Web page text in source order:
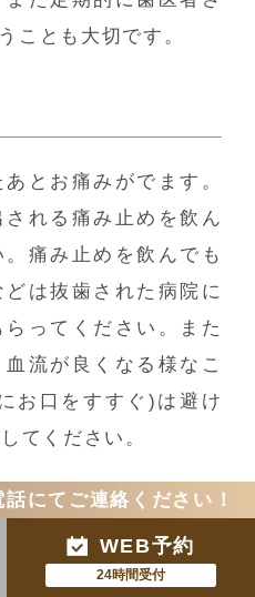
にてご連絡ください！
WEB予約
24時間受付
ことも大切です。
とお痛みがでます。
れる痛み止めを飲ん
痛み止めを飲んでも
は抜歯された病院に
ってください。また
流が良くなる様なこ
お口をすすぐ)は避け
てください。
後、腫れる可能性が
翌日・2日後から腫れ
ります。そのため親知